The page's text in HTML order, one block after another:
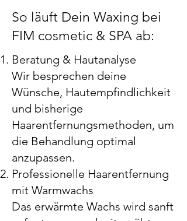
So läuft Dein Waxing bei
FIM cosmetic & SPA ab:
Beratung & Hautanalyse
Wir besprechen deine
Wünsche, Hautempfindlichkeit
und bisherige
Haarentfernungsmethoden, um
die Behandlung optimal
anzupassen.
Professionelle Haarentfernung
mit Warmwachs
Das erwärmte Wachs wird sanft